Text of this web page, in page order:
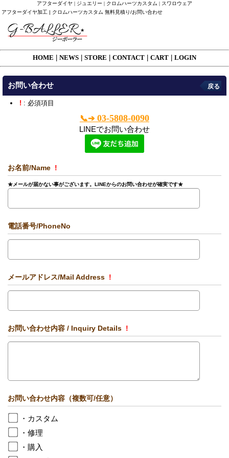
アフターダイヤ | ジュエリー | クロムハーツカスタム | スワロウェア
アフターダイヤ加工 | クロムハーツカスタム 無料見積り/お問い合わせ
HOME NEWS STORE CONTACT CART LOGIN
お問い合わせ 戻る
! : 必須項目
📞➔03-5808-0090
LINEでお問い合わせ
お名前/Name !
★メールが届かない事がございます。LINEからのお問い合わせが確実です★
電話番号/PhoneNo
メールアドレス/Mail Address !
お問い合わせ内容 / Inquiry Details !
お問い合わせ内容（複数可/任意）
・カスタム
・修理
・購入